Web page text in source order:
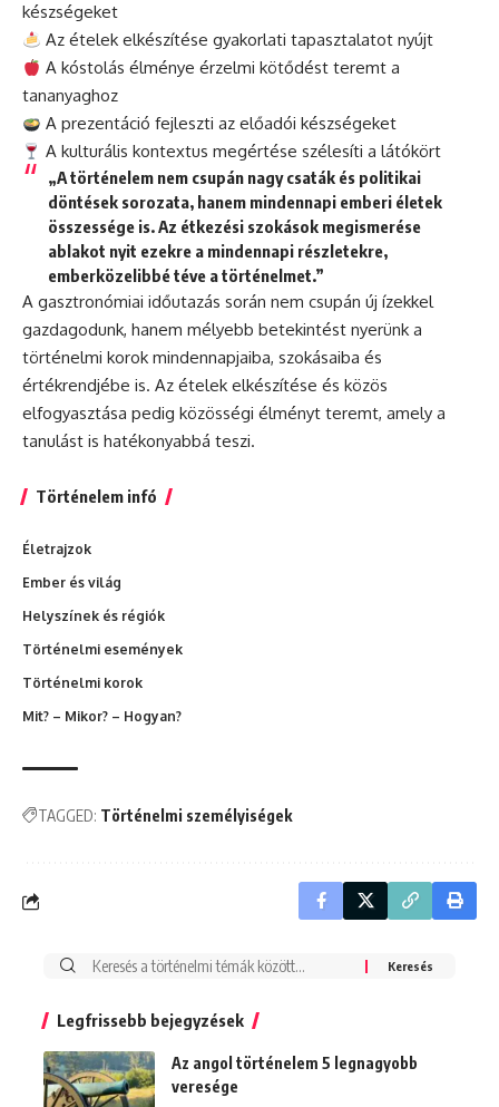
készségeket
Az ételek elkészítése gyakorlati tapasztalatot nyújt
A kóstolás élménye érzelmi kötődést teremt a
tananyaghoz
A prezentáció fejleszti az előadói készségeket
A kulturális kontextus megértése szélesíti a látókört
„A történelem nem csupán nagy csaták és politikai
döntések sorozata, hanem mindennapi emberi életek
összessége is. Az étkezési szokások megismerése
ablakot nyit ezekre a mindennapi részletekre,
emberközelibbé téve a történelmet.”
A gasztronómiai időutazás során nem csupán új ízekkel
gazdagodunk, hanem mélyebb betekintést nyerünk a
történelmi korok mindennapjaiba, szokásaiba és
értékrendjébe is. Az ételek elkészítése és közös
elfogyasztása pedig közösségi élményt teremt, amely a
tanulást is hatékonyabbá teszi.
Történelem infó
Életrajzok
Ember és világ
Helyszínek és régiók
Történelmi események
Történelmi korok
Mit? – Mikor? – Hogyan?
TAGGED: Történelmi személyiségek
Search
Legfrissebb bejegyzések
Az angol történelem 5 legnagyobb
veresége